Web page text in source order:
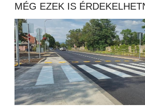
MÉG EZEK IS